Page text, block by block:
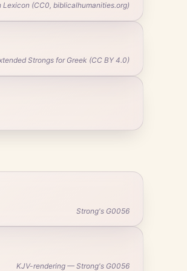
Lexicon (CC0, biblicalhumanities.org)
Strongs for Greek (CC BY 4.0)
Strong's G0056
KJV-rendering — Strong's G0056